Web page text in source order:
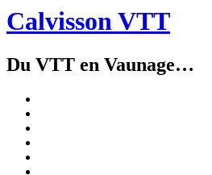
Calvisson VTT
Du VTT en Vaunage…